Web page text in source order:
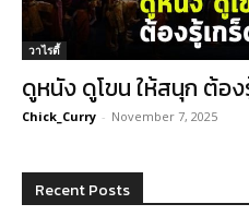
วาไรตี้
ดูหนัง ดูโขน ให้สนุก ต้อง
Chick_Curry - November 7, 2025
Recent Posts